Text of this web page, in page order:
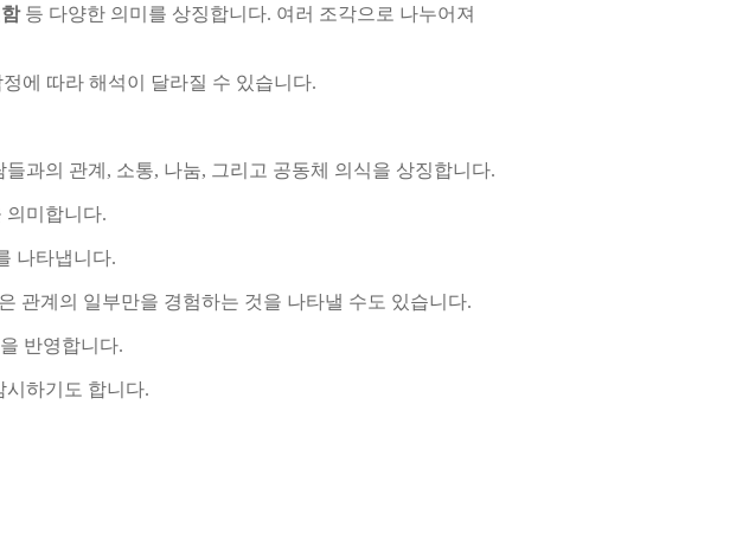
등 다양한 의미를 상징합니다. 여러 조각으로 나누어져
에 따라 해석이 달라질 수 있습니다.
과의 관계, 소통, 나눔, 그리고 공동체 의식을 상징합니다.
의미합니다.
나타냅니다.
관계의 일부만을 경험하는 것을 나타낼 수도 있습니다.
반영합니다.
시하기도 합니다.